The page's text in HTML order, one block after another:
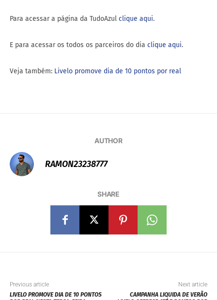
Para acessar a página da TudoAzul clique aqui.
E para acessar os todos os parceiros do dia clique aqui.
Veja também: Livelo promove dia de 10 pontos por real
AUTHOR
RAMON23238777
SHARE
Previous article
LIVELO PROMOVE DIA DE 10 PONTOS
Next article
CAMPANHA LIQUIDA DE VERÃO